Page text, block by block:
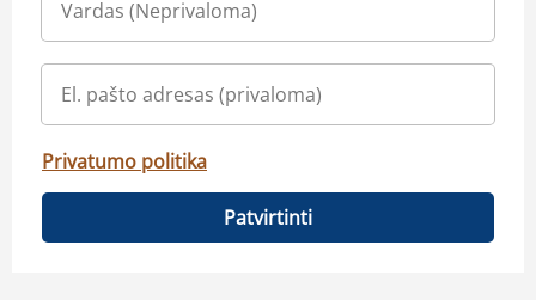
Privatumo politika
Patvirtinti